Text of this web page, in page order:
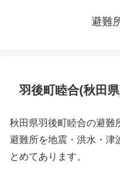
避難
羽後町睦合(秋田
秋田県羽後町睦合の避難
避難所を地震・洪水・津
とめてあります。